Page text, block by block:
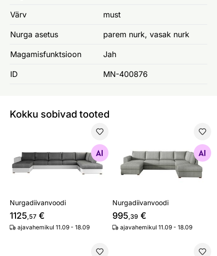
Värv must
Nurga asetus parem nurk, vasak nurk
Magamisfunktsioon Jah
ID MN-400876
Kokku sobivad tooted
Otsi sarnaseid
Nurgadiivanvoodi
1125,57 €
ajavahemikul 11.09 - 18.09
Otsi sarnaseid
Nurgadiivanvoodi
995,39 €
ajavahemikul 11.09 - 18.09